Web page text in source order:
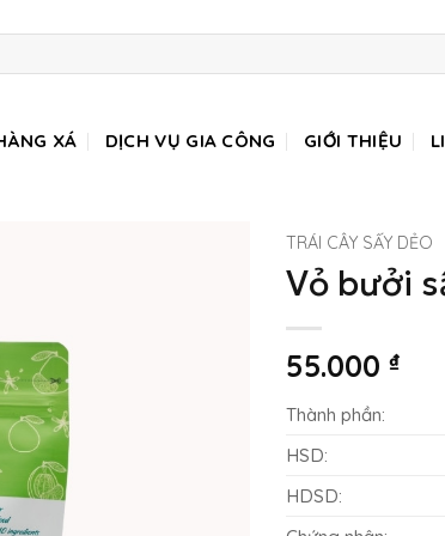
XÁ DỊCH VỤ GIA CÔNG GIỚI THIỆU
TRÁI CÂY SẤY DẺO
Vỏ bưởi
55.000 ₫
Thành phần:
HSD:
HDSD: